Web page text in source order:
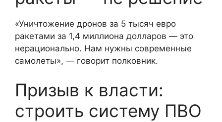
«Уничтожение дронов за 5 тысяч евро
ракетами за 1,4 миллиона долларов — это
нерационально. Нам нужны современные
самолеты», — говорит полковник.
Призыв к власти:
строить систему ПВО